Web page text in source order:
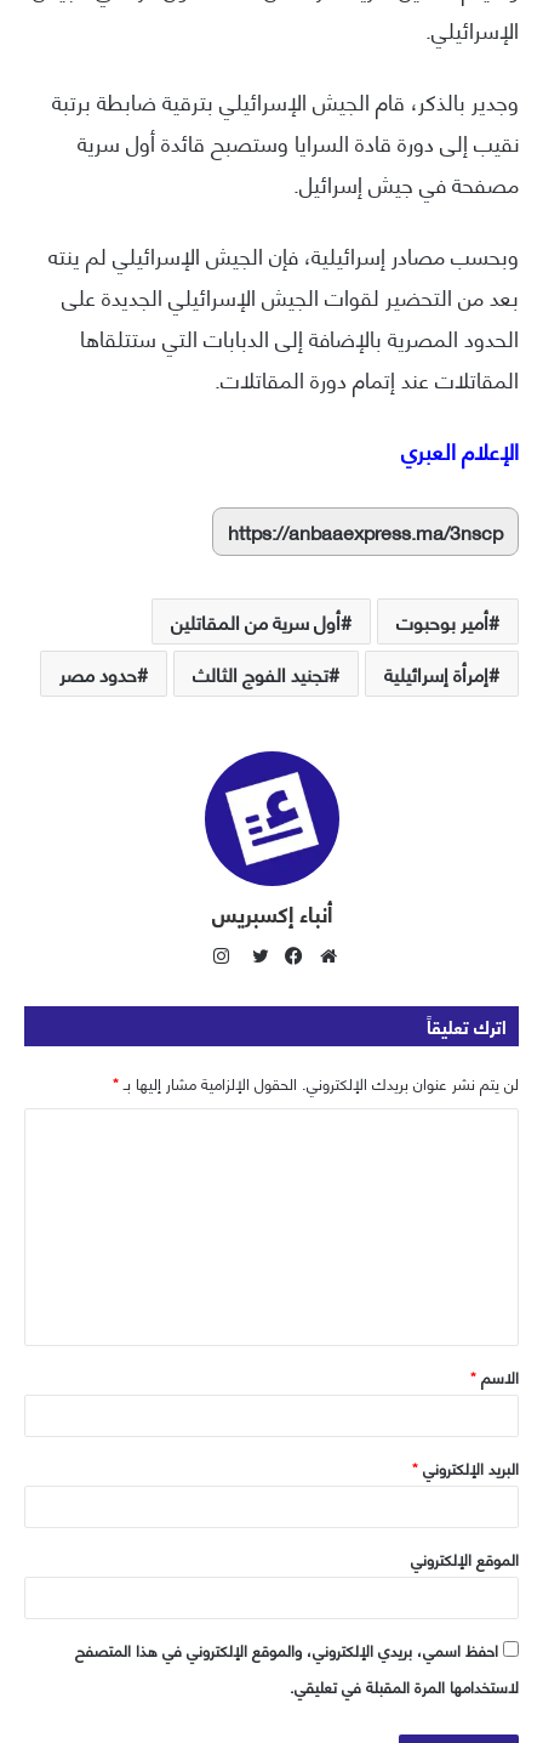
الإسرائيلي.
وجدير بالذكر، قام الجيش الإسرائيلي بترقية ضابطة برتبة
نقيب إلى دورة قادة السرايا وستصبح قائدة أول سرية
مصفحة في جيش إسرائيل.
وبحسب مصادر إسرائيلية، فإن الجيش الإسرائيلي لم ينته
بعد من التحضير لقوات الجيش الإسرائيلي الجديدة على
الحدود المصرية بالإضافة إلى الدبابات التي ستتلقاها
المقاتلات عند إتمام دورة المقاتلات.
الإعلام العبري
https://anbaaexpress.ma/3nscp
أمير بوحبوت
أول سرية من المقاتلين
إمرأة إسرائيلية
تجنيد الفوج الثالث حدود مصر
أنباء إكسبريس
و
ق
ع
ا
ي
س
و
و
ي
ر
س
ت
ق
ر
اترك تعليقاً
لن يتم نشر عنوان بريدك الإلكتروني. الحقول الإلزامية مشار إليها بـ*
ق
*
الاسم*
البريد الإلكتروني*
الموقع الإلكتروني
احفظ اسمي، بريدي الإلكتروني، والموقع الإلكتروني في هذا المتصفح
لاستخدامها المرة المقبلة في تعليقي.